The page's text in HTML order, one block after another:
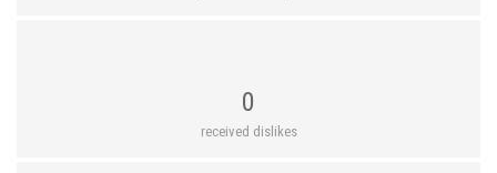
0
received dislikes